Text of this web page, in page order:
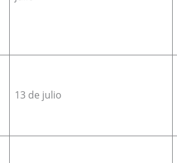
13 de julio